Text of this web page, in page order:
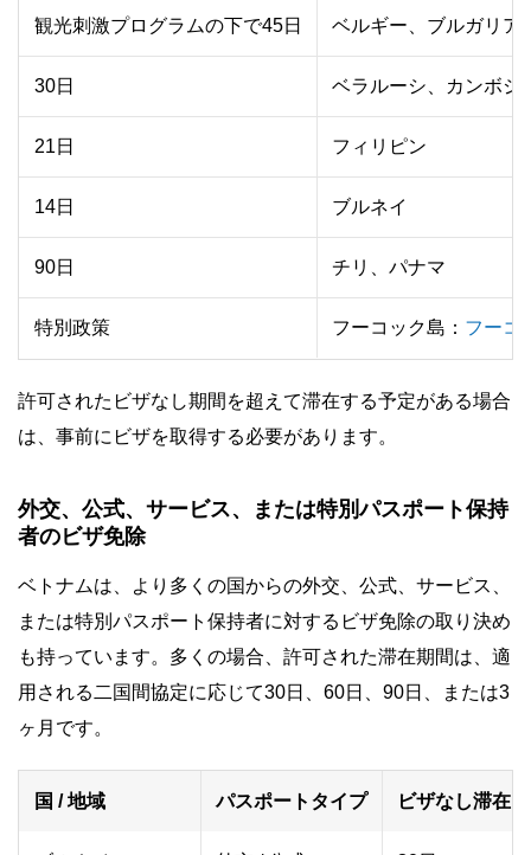
観光刺激プログラムの下で45日 ベルギー、ブルガリア
30日 ベラルーシ、カンボジ
21日 フィリピン
14日 ブルネイ
90日 チリ、パナマ
特別政策 フーコック島： フーコ
許可されたビザなし期間を超えて滞在する予定がある場合
は、事前にビザを取得する必要があります。
外交、公式、サービス、または特別パスポート保持
者のビザ免除
ベトナムは、より多くの国からの外交、公式、サービス、
または特別パスポート保持者に対するビザ免除の取り決め
も持っています。多くの場合、許可された滞在期間は、適
用される二国間協定に応じて30日、60日、90日、または3
ヶ月です。
国 / 地域 パスポートタイプ ビザなし滞在